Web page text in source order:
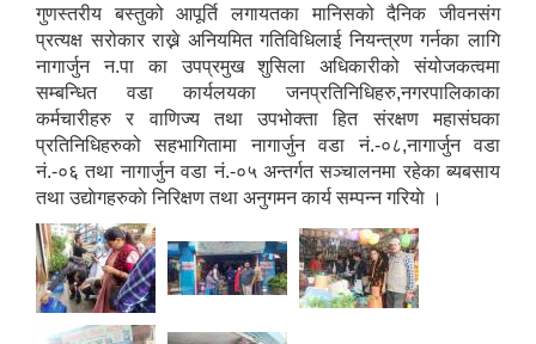
गुणस्तरीय बस्तुको आपूर्ति लगायतका मानिसको दैनिक जीवनसंग
प्रत्यक्ष सरोकार राख्ने अनियमित गतिविधिलाई नियन्त्रण गर्नका लागि
नागार्जुन न.पा का उपप्रमुख शुसिला अधिकारीको संयोजकत्वमा
सम्बन्धित वडा कार्यलयका जनप्रतिनिधिहरु,नगरपालिकाका
कर्मचारीहरु र वाणिज्य तथा उपभोक्ता हित संरक्षण महासंघका
प्रतिनिधिहरुको सहभागितामा नागार्जुन वडा नं.-०८,नागार्जुन वडा
नं.-०६ तथा नागार्जुन वडा नं.-०५ अन्तर्गत सञ्चालनमा रहेका ब्यबसाय
तथा उद्याेगहरुकाे निरिक्षण तथा अनुगमन कार्य सम्पन्न गरियाे ।